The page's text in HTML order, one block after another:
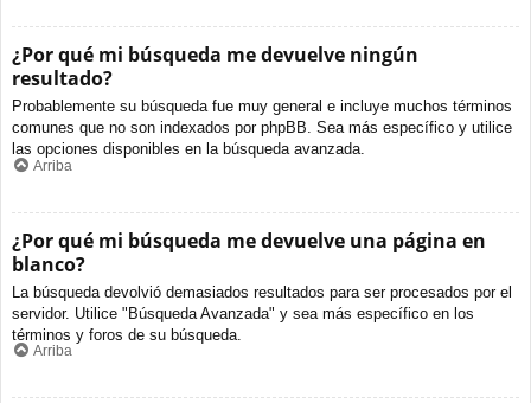
¿Por qué mi búsqueda me devuelve ningún
resultado?
Probablemente su búsqueda fue muy general e incluye muchos términos
comunes que no son indexados por phpBB. Sea más específico y utilice
las opciones disponibles en la búsqueda avanzada.
Arriba
¿Por qué mi búsqueda me devuelve una página en
blanco?
La búsqueda devolvió demasiados resultados para ser procesados por el
servidor. Utilice "Búsqueda Avanzada" y sea más específico en los
términos y foros de su búsqueda.
Arriba